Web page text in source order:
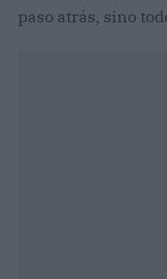
paso atrás, sino